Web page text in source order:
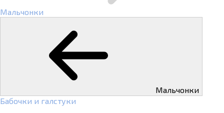
Мальчонки
Мальчонки
Бабочки и галстуки